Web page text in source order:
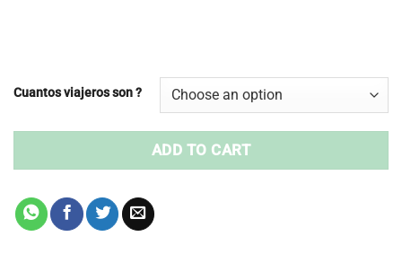
Cuantos viajeros son ?
ADD TO CART